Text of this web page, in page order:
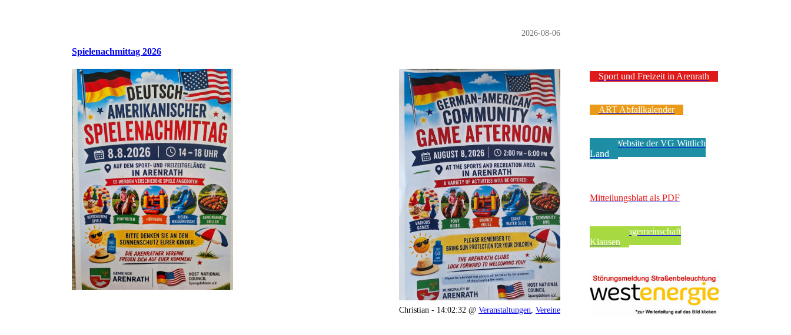
2026-08-06
Spielenachmittag 2026
Christian - 14:02:32 @ Veranstaltungen Vereine
Sport und Freizeit in Arenrath
ART Abfallkalender
Zur Website der VG Wittlich
Land
Mitteilungsblatt als PDF
Pfarreiengemeinschaft
Klausen